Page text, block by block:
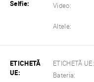
Selfie:
Video:
Altele:
ETICHETĂ
UE:
ETICHETĂ UE:
Bateria: